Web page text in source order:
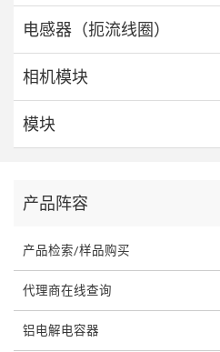
电感器（扼流线圈）
相机模块
模块
产品阵容
产品检索/样品购买
代理商在线查询
铝电解电容器